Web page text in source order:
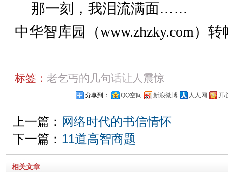
那一刻，我泪流满面……
中华智库园（www.zhzky.com）转
标签： 老乞丐的几句话让人震惊
分享到： QQ空间 新浪微博 人人网 开
上一篇： 网络时代的书信情怀
下一篇： 11道高智商题
相关文章